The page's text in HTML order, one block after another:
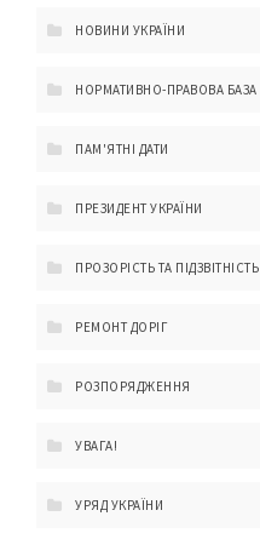
НОВИНИ УКРАЇНИ
НОРМАТИВНО-ПРАВОВА БАЗА
ПАМ'ЯТНІ ДАТИ
ПРЕЗИДЕНТ УКРАЇНИ
ПРОЗОРІСТЬ ТА ПІДЗВІТНІСТЬ
РЕМОНТ ДОРІГ
РОЗПОРЯДЖЕННЯ
УВАГА!
УРЯД УКРАЇНИ